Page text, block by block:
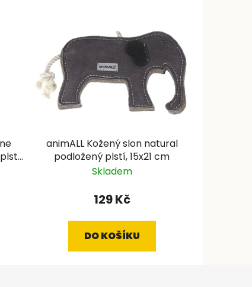
animALL Kožený slon natural
podložený plstí, 15x21 cm
Skladem
129 Kč
DO KOŠÍKU